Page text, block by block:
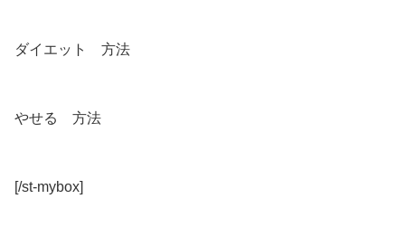
ダイエット 方法
やせる 方法
[/st-mybox]